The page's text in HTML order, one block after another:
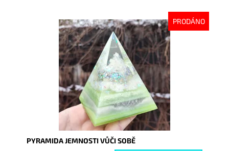
PRODÁNO
Dostupnost:
Vyprodáno
9309
PYRAMIDA JEMNOSTI VŮČI SOBĚ